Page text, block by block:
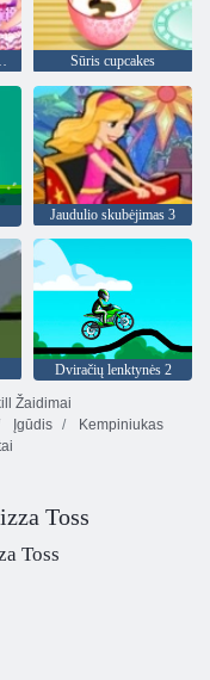
Party Sūris cupcakes
Jaudulio skubėjimas 3
Dviračių lenktynės 2
Žaidimai
Įgūdis
Kempiniukas
Toss
Toss